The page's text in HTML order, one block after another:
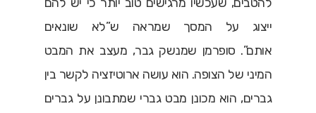
ייצוג על המסך שמראה ש”לא שונאים
אותם”. סופרמן שמנשק גבר, מעצב את המבט
המיני של הצופה. הוא עושה ארוטיזציה לקשר בין
גברים, הוא מכונן מבט גברי שמתבונן על גברים